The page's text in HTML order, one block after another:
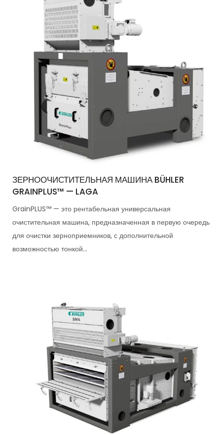
ЗЕРНООЧИСТИТЕЛЬНАЯ МАШИНА BÜHLER
GRAINPLUS™ — LAGA
GrainPLUS™ — это рентабельная универсальная
очистительная машина, предназначенная в первую очередь
для очистки зерноприемников, с дополнительной
возможностью тонкой...